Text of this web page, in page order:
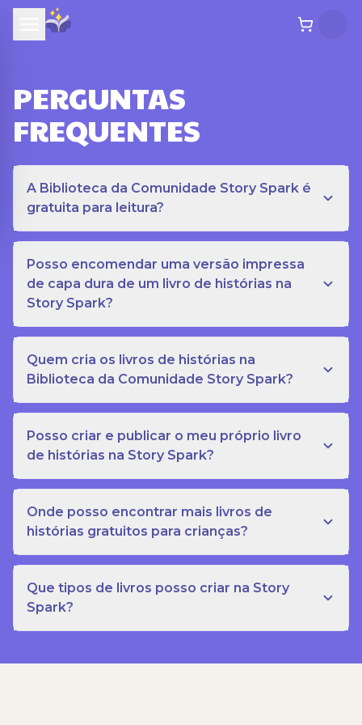
PERGUNTAS
FREQUENTES
A Biblioteca da Comunidade Story Spark é
gratuita para leitura?
Posso encomendar uma versão impressa
de capa dura de um livro de histórias na
Story Spark?
Quem cria os livros de histórias na
Biblioteca da Comunidade Story Spark?
Posso criar e publicar o meu próprio livro
de histórias na Story Spark?
Onde posso encontrar mais livros de
histórias gratuitos para crianças?
Que tipos de livros posso criar na Story
Spark?